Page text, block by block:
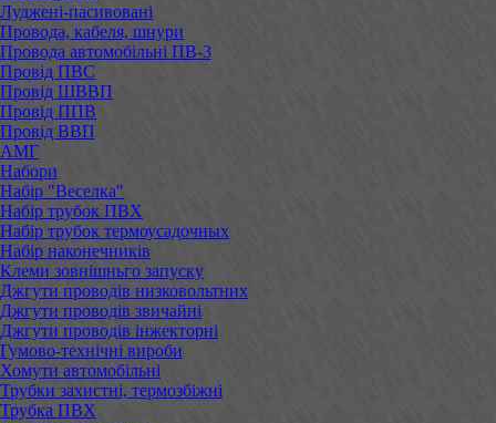
Луджені-пасивовані
Провода, кабеля, шнури
Провода автомобільні ПВ-3
Провід ПВС
Провід ШВВП
Провід ППВ
Провід ВВП
АМГ
Набори
Набір "Веселка"
Набір трубок ПВХ
Набір трубок термоусадочных
Набір наконечників
Клеми зовнішньго запуску
Джгути проводів низковольтних
Джгути проводів звичайні
Джгути проводів інжекторні
Гумово-технічні вироби
Хомути автомобільні
Трубки захистні, термозбіжні
Трубка ПВХ